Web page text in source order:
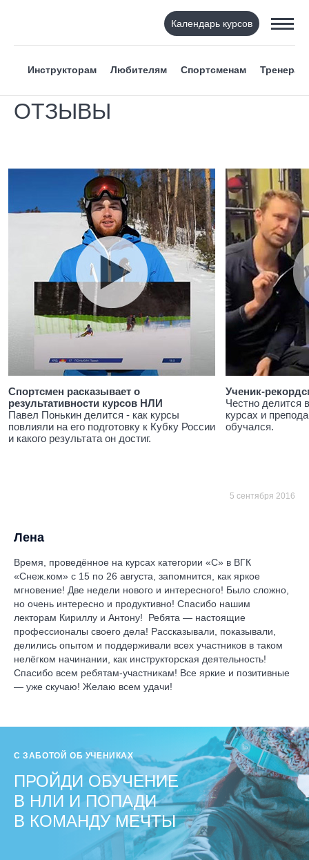
Календарь курсов
Инструкторам Любителям Спортсменам Тренерам
ОТЗЫВЫ
Спортсмен расказывает о
результативности курсов НЛИ
Павел Понькин делится - как курсы
повлияли на его подготовку к Кубку России
и какого результата он достиг.
Ученик-
Честно делится
курсах и
обучался.
5 сентября 2016
Лена
Время, проведённое на курсах категории «С» в ВГК
«Снеж.ком» с 15 по 26 августа, запомнится, как яркое
мгновение! Две недели нового и интересного! Было сложно,
но очень интересно и продуктивно! Спасибо нашим
лекторам Кириллу и Антону! Ребята — настоящие
профессионалы своего дела! Рассказывали, показывали,
делились опытом и поддерживали всех участников в таком
нелёгком начинании, как инструкторская деятельность!
Спасибо всем ребятам-участникам! Все яркие и позитивные
— уже скучаю! Желаю всем удачи!
С ЗАБОТОЙ ОБ УЧЕНИКАХ
ПРОЙДИ ОБУЧЕНИЕ
В НЛИ И ПОПАДИ
В КОМАНДУ МЕЧТЫ